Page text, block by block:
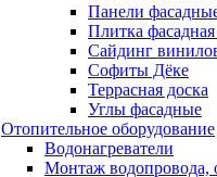
Панели
Плитка
Сайдинг
Софиты Дёке
Террасная доска
Углы фасадные
Отопительное оборудование
Водонагреватели
Монтаж водопровода,